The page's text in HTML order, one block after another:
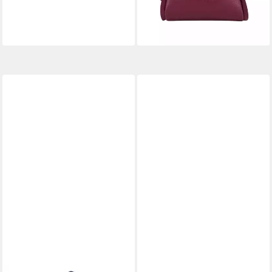
verstellbarer Schulterriemen
lieferbar - in 2-3 Werktagen bei dir